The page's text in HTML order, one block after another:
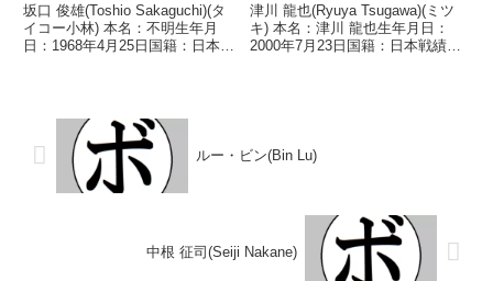
坂口 俊雄(Toshio Sakaguchi)(タ
イコー小林) 本名：不明生年月
日：1968年4月25日国籍：日本戦
明) タイガー・フキ(マ...
津川 龍也(Ryuya Tsugawa)(ミツ
キ) 本名：津川 龍也生年月日：
2000年7月23日国籍：日本戦績：
ルー・ビン(Bin Lu)
中根 征司(Seiji Nakane)